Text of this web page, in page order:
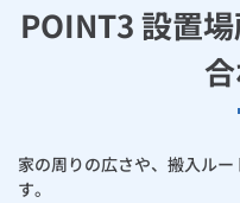
POINT3 設置
家の周りの広さや、搬入ル
す。